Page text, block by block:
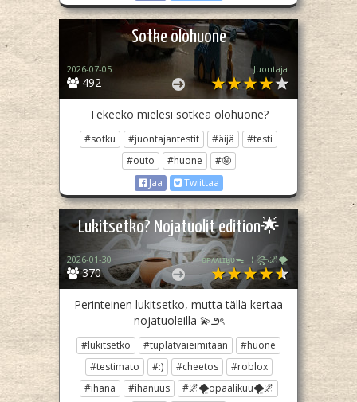
Sotke olohuone
492
2026-07-05 Juontaja
Tekeekö mielesi sotkea olohuone?
#sotku #juontajantestit #äijä
#testi
#outo
#huone
#🤪
Jaa
Twiittaa
Lukitsetko? Nojatuolit edition🌟
370
2026-01-30 ᴏᴘᴀᴀʟɪӄᴜᴜᯓ₊ ⊹꧂🌌🌪
Perinteinen lukitsetko, mutta tällä kertaa
nojatuoleilla 💫౨ৎ
#lukitsetko #tuplatvaieimitään
#huone
#testimato
#:) #cheetos
#roblox
#ihana
#ihanuus
#🌌🌪opaalikuu🌪🌌